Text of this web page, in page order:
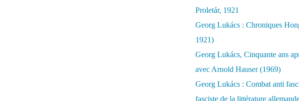
Proletár, 1921
Georg Lukács : Chroniques
1921)
Georg Lukács, Cinquante ans
avec Arnold Hauser (1969)
Georg Lukács : Combat anti
fasciste de la littérature